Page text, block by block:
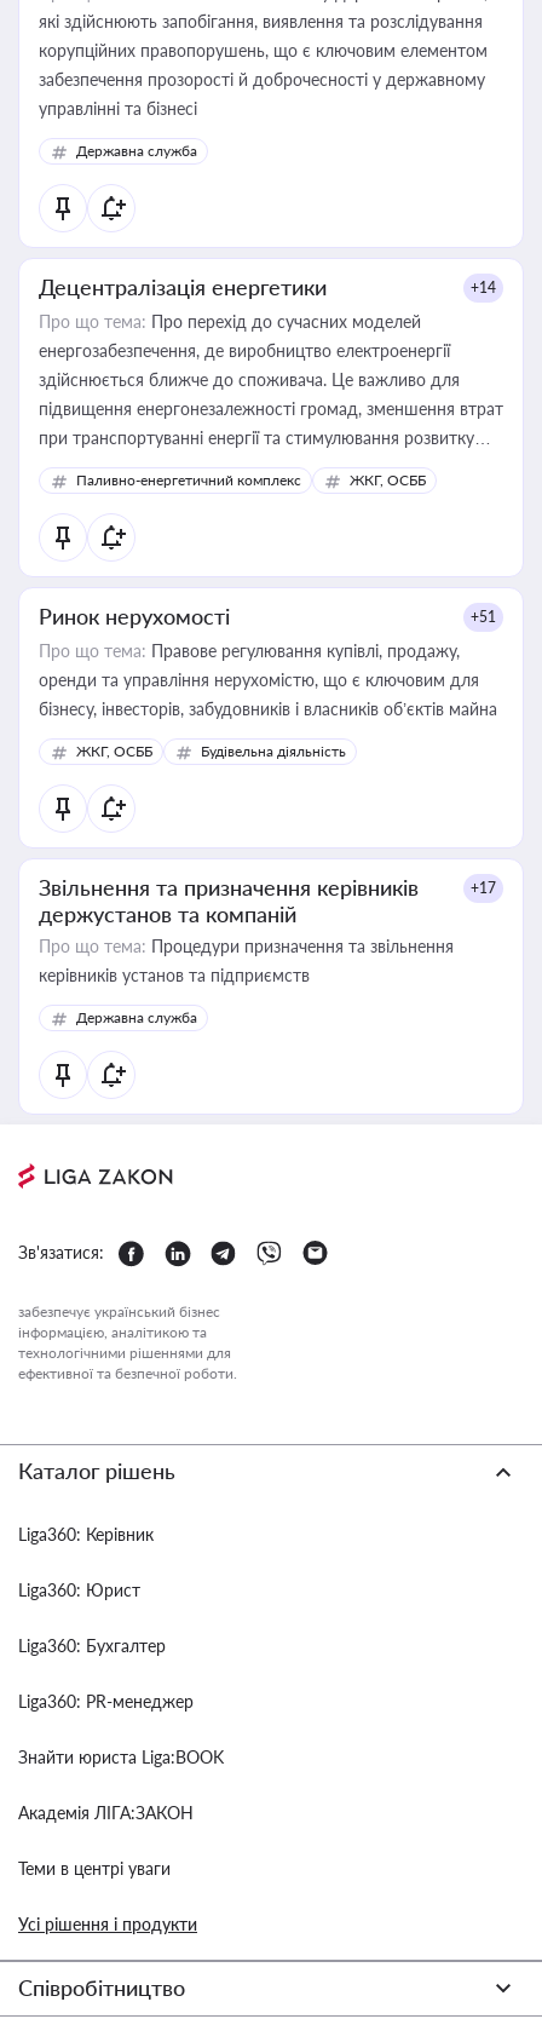
які здійснюють запобігання, виявлення та розслідування
корупційних правопорушень, що є ключовим елементом
забезпечення прозорості й доброчесності у державному
управлінні та бізнесі
Державна служба
Децентралізація енергетики +14
Про що тема: Про перехід до сучасних моделей
енергозабезпечення, де виробництво електроенергії
здійснюється ближче до споживача. Це важливо для
підвищення енергонезалежності громад, зменшення втрат
при транспортуванні енергії та стимулювання розвитку
відновлюваних джерел
Паливно-енергетичний комплекс ЖКГ, ОСББ
Ринок нерухомості +51
Про що тема: Правове регулювання купівлі, продажу,
оренди та управління нерухомістю, що є ключовим для
бізнесу, інвесторів, забудовників і власників об’єктів майна
ЖКГ, ОСББ Будівельна діяльність
Звільнення та призначення керівників
держустанов та компаній
+17
Про що тема: Процедури призначення та звільнення
керівників установ та підприємств
Державна служба
Зв'язатися:
забезпечує український бізнес
інформацією, аналітикою та
технологічними рішеннями для
ефективної та безпечної роботи.
Каталог рішень
Liga360: Керівник
Liga360: Юрист
Liga360: Бухгалтер
Liga360: PR-менеджер
Знайти юриста Liga:BOOK
Академія ЛІГА:ЗАКОН
Теми в центрі уваги
Усі рішення і продукти
Співробітництво